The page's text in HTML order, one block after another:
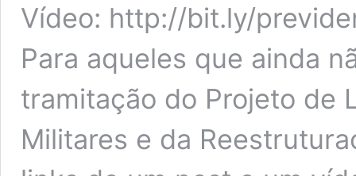
Vídeo: http://bit.ly/
Para aqueles que ainda
tramitação do Projeto de
Militares e da